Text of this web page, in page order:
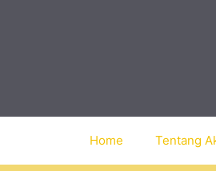
Home Tentang